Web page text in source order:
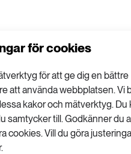
för cookies
för att ge dig en bättre
att använda webbplatsen. Vi
kakor och mätverktyg. Du
samtycker till. Godkänner du
cookies. Vill du göra
effekten av
vid Umeå universitet.
nanoplaster är och
kan vara skillnaden